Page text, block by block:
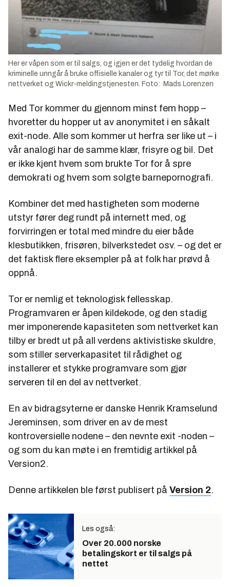
Her er våpen som er til salgs, og igjen er det tydelig hvordan de
kriminelle unngår å bruke offisielle kanaler og tyr til Tor, det mørke
nettverket og Wickr-meldingstjenesten. Foto: Mads Lorenzen
Med Tor kommer du gjennom minst fem hopp –
hvoretter du hopper ut av anonymitet i en såkalt
exit-node. Alle som kommer ut herfra ser like ut – i
vår analogi har de samme klær, frisyre og bil. Det
er ikke kjent hvem som brukte Tor for å spre
demokrati og hvem som solgte barnepornografi.
Kombiner det med hastigheten som moderne
utstyr fører deg rundt på internett med, og
forvirringen er total med mindre du eier både
klesbutikken, frisøren, bilverkstedet osv. – og det er
det faktisk flere eksempler på at folk har prøvd å
oppnå.
Tor er nemlig et teknologisk fellesskap.
Programvaren er åpen kildekode, og den stadig
mer imponerende kapasiteten som nettverket kan
tilby er bredt ut på all verdens aktivistiske skuldre,
som stiller serverkapasitet til rådighet og
installerer et stykke programvare som gjør
serveren til en del av nettverket.
En av bidragsyterne er danske Henrik Kramselund
Jereminsen, som driver en av de mest
kontroversielle nodene – den nevnte exit -noden –
og som du kan møte i en fremtidig artikkel på
Version2.
Denne artikkelen ble først publisert på Version 2.
Les også:
Over 20.000 norske
betalingskort er til salgs på
nettet